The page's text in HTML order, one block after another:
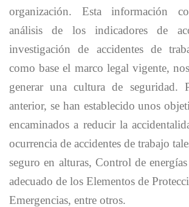
organización. Esta información
análisis de los indicadores de
investigación de accidentes de
como base el marco legal vigente,
generar una cultura de seguridad.
anterior, se han establecido unos
encaminados a reducir la
ocurrencia de accidentes de trabajo
seguro en alturas, Control de
adecuado de los Elementos de
Emergencias, entre otros.